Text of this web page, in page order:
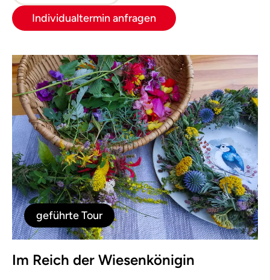
Individualtermin anfragen
geführte Tour
Im Reich der Wiesenkönigin